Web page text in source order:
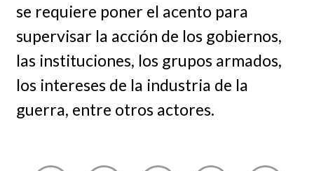
se requiere poner el acento para
supervisar la acción de los gobiernos,
las instituciones, los grupos armados,
los intereses de la industria de la
guerra, entre otros actores.